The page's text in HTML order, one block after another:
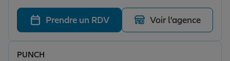
Prendre un RDV Voir l'agence
PUNCH